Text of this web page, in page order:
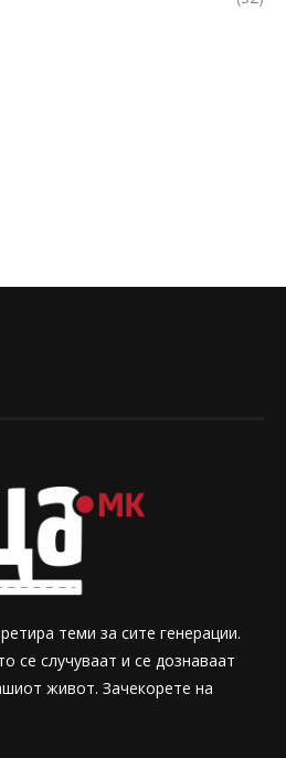
теми за сите генерации.
се случуваат и се дознаваат
живот. Зачекорете на